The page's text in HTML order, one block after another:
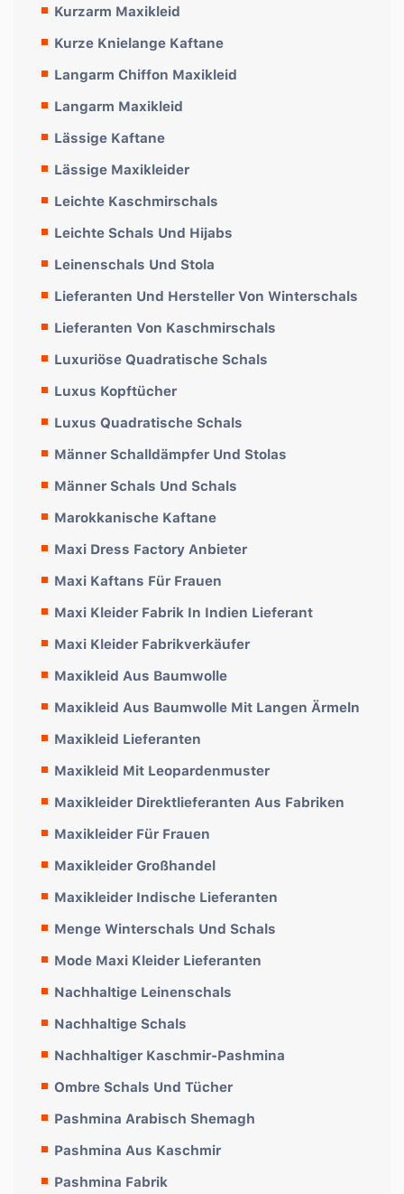
Kurzarm Maxikleid
Kurze Knielange Kaftane
Langarm Chiffon Maxikleid
Langarm Maxikleid
Lässige Kaftane
Lässige Maxikleider
Leichte Kaschmirschals
Leichte Schals Und Hijabs
Leinenschals Und Stola
Lieferanten Und Hersteller Von Winterschals
Lieferanten Von Kaschmirschals
Luxuriöse Quadratische Schals
Luxus Kopftücher
Luxus Quadratische Schals
Männer Schalldämpfer Und Stolas
Männer Schals Und Schals
Marokkanische Kaftane
Maxi Dress Factory Anbieter
Maxi Kaftans Für Frauen
Maxi Kleider Fabrik In Indien Lieferant
Maxi Kleider Fabrikverkäufer
Maxikleid Aus Baumwolle
Maxikleid Aus Baumwolle Mit Langen Ärmeln
Maxikleid Lieferanten
Maxikleid Mit Leopardenmuster
Maxikleider Direktlieferanten Aus Fabriken
Maxikleider Für Frauen
Maxikleider Großhandel
Maxikleider Indische Lieferanten
Menge Winterschals Und Schals
Mode Maxi Kleider Lieferanten
Nachhaltige Leinenschals
Nachhaltige Schals
Nachhaltiger Kaschmir-Pashmina
Ombre Schals Und Tücher
Pashmina Arabisch Shemagh
Pashmina Aus Kaschmir
Pashmina Fabrik